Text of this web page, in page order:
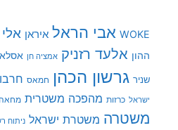
WOKE אבי הראל איראן
ההון אלעד רזניק אמציה חן
שניר גרשון הכהן חמאס
ישראל כרזות מהפכה משטרית
משטרה משטרת ישראל ניתוח